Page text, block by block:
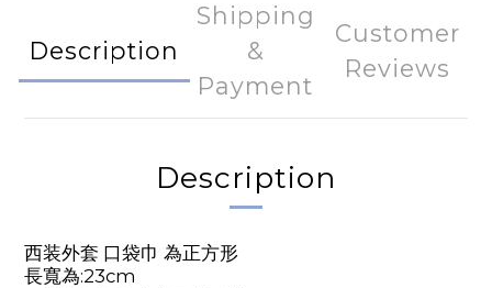
Description
Shipping
&
Payment
Customer
Reviews
Description
西装外套 口袋巾 為正方形
長寬為:23cm